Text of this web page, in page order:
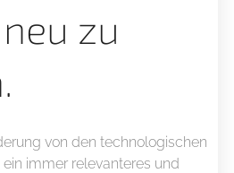
zu
von den technologischen
immer relevanteres und